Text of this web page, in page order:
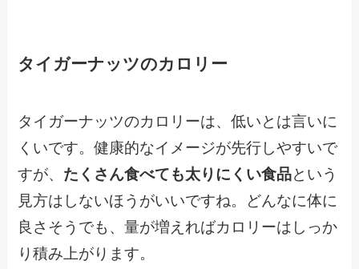
タイガーナッツのカロリー
タイガーナッツのカロリーは、低いとは言いに
くいです。健康的なイメージが先行しやすいで
すが、 たくさん食べても太りにくい食品という
見方はしないほうがいいですね。どんなに体に
良さそうでも、量が増えればカロリーはしっか
り積み上がります。